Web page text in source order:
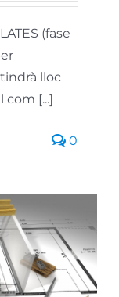
(fase
lloc
com [...]
0